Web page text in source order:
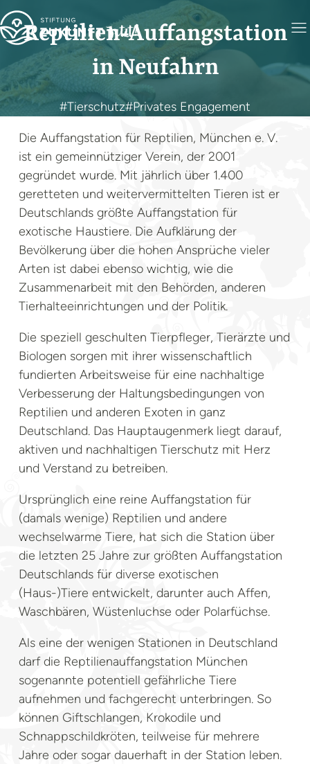
Reptilien-Auffangstation
in Neufahrn
#Tierschutz#Privates Engagement
Die Auffangstation für Reptilien, München e. V.
ist ein gemeinnütziger Verein, der 2001
gegründet wurde. Mit jährlich über 1.400
geretteten und weitervermittelten Tieren ist er
Deutschlands größte Auffangstation für
exotische Haustiere. Die Aufklärung der
Bevölkerung über die hohen Ansprüche vieler
Arten ist dabei ebenso wichtig, wie die
Zusammenarbeit mit den Behörden, anderen
Tierhalteeinrichtungen und der Politik.
Die speziell geschulten Tierpfleger, Tierärzte und
Biologen sorgen mit ihrer wissenschaftlich
fundierten Arbeitsweise für eine nachhaltige
Verbesserung der Haltungsbedingungen von
Reptilien und anderen Exoten in ganz
Deutschland. Das Hauptaugenmerk liegt darauf,
aktiven und nachhaltigen Tierschutz mit Herz
und Verstand zu betreiben.
Ursprünglich eine reine Auffangstation für
(damals wenige) Reptilien und andere
wechselwarme Tiere, hat sich die Station über
die letzten 25 Jahre zur größten Auffangstation
Deutschlands für diverse exotischen
(Haus-)Tiere entwickelt, darunter auch Affen,
Waschbären, Wüstenluchse oder Polarfüchse.
Als eine der wenigen Stationen in Deutschland
darf die Reptilienauffangstation München
sogenannte potentiell gefährliche Tiere
aufnehmen und fachgerecht unterbringen. So
können Giftschlangen, Krokodile und
Schnappschildkröten, teilweise für mehrere
Jahre oder sogar dauerhaft in der Station leben.